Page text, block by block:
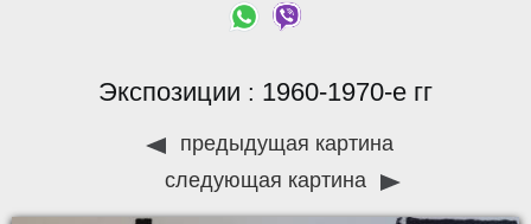
Экспозиции : 1960-1970-е гг
предыдущая картина
следующая картина